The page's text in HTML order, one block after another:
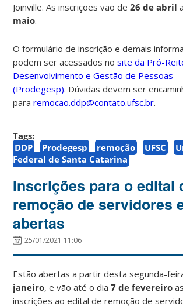
Joinville. As inscrições vão de26 de abril
maio.
O formulário de inscrição e demais
podem ser acessados no site da Pró-
Desenvolvimento e Gestão de Pessoas
(Prodegesp). Dúvidas devem ser
pararemocao.ddp@contato.ufsc.br.
Tags:
DDP
Prodegesp remoção UFSC
Federal de Santa Catarina
Inscrições para o edital
remoção de servidores
abertas
25/01/2021 11:06
Estão abertas a partir desta segunda-
janeiro, e vão até o dia7 de fevereiro as
inscrições ao edital de remoção de